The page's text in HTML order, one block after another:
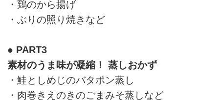
・鶏のから揚げ
・ぶりの照り焼きなど
● PART3
素材のうま味が凝縮！ 蒸しおかず
・鮭としめじのバタポン蒸し
・肉巻きえのきのごまみそ蒸しなど